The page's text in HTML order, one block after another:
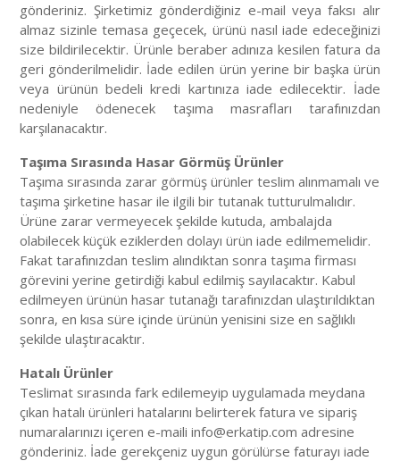
gönderiniz. Şirketimiz gönderdiğiniz e-mail veya faksı alır
almaz sizinle temasa geçecek, ürünü nasıl iade edeceğinizi
size bildirilecektir. Ürünle beraber adınıza kesilen fatura da
geri gönderilmelidir. İade edilen ürün yerine bir başka ürün
veya ürünün bedeli kredi kartınıza iade edilecektir. İade
nedeniyle ödenecek taşıma masrafları tarafınızdan
karşılanacaktır.
Taşıma Sırasında Hasar Görmüş Ürünler
Taşıma sırasında zarar görmüş ürünler teslim alınmamalı ve
taşıma şirketine hasar ile ilgili bir tutanak tutturulmalıdır.
Ürüne zarar vermeyecek şekilde kutuda, ambalajda
olabilecek küçük eziklerden dolayı ürün iade edilmemelidir.
Fakat tarafınızdan teslim alındıktan sonra taşıma firması
görevini yerine getirdiği kabul edilmiş sayılacaktır. Kabul
edilmeyen ürünün hasar tutanağı tarafınızdan ulaştırıldıktan
sonra, en kısa süre içinde ürünün yenisini size en sağlıklı
şekilde ulaştıracaktır.
Hatalı Ürünler
Teslimat sırasında fark edilemeyip uygulamada meydana
çıkan hatalı ürünleri hatalarını belirterek fatura ve sipariş
numaralarınızı içeren e-maili info@erkatip.com adresine
gönderiniz. İade gerekçeniz uygun görülürse faturayı iade